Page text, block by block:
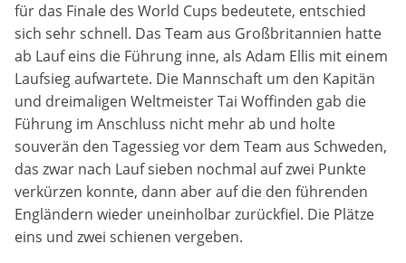
für das Finale des World Cups bedeutete, entschied
sich sehr schnell. Das Team aus Großbritannien hatte
ab Lauf eins die Führung inne, als Adam Ellis mit einem
Laufsieg aufwartete. Die Mannschaft um den Kapitän
und dreimaligen Weltmeister Tai Woffinden gab die
Führung im Anschluss nicht mehr ab und holte
souverän den Tagessieg vor dem Team aus Schweden,
das zwar nach Lauf sieben nochmal auf zwei Punkte
verkürzen konnte, dann aber auf die den führenden
Engländern wieder uneinholbar zurückfiel. Die Plätze
eins und zwei schienen vergeben.
cookie_consent
Anbieter:
DMSB
Zweck:
Dieser Cookie speichert die gewählten Cookie-
Einstellungen.
12 Monate